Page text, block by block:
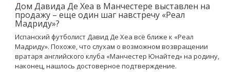
Дом Давида Де Хеа в Манчестере выставлен на
продажу – еще один шаг навстречу «Реал
Мадриду»?
Испанский футболист Давид Де Хеа всё ближе к «Реал
Мадриду». Похоже, что слухам о возможном возвращении
вратаря английского клуба «Манчестер Юнайтед» на родину,
наконец, нашлось достоверное подтверждение.